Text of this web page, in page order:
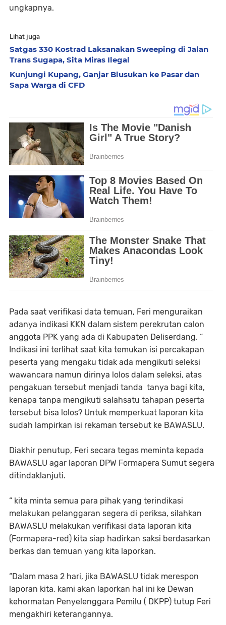
ungkapnya.
Lihat juga
Satgas 330 Kostrad Laksanakan Sweeping di Jalan
Trans Sugapa, Sita Miras Ilegal
Kunjungi Kupang, Ganjar Blusukan ke Pasar dan
Sapa Warga di CFD
Pada saat verifikasi data temuan, Feri menguraikan
adanya indikasi KKN dalam sistem perekrutan calon
anggota PPK yang ada di Kabupaten Deliserdang. “
Indikasi ini terlihat saat kita temukan isi percakapan
peserta yang mengaku tidak ada mengikuti seleksi
wawancara namun dirinya lolos dalam seleksi, atas
pengakuan tersebut menjadi tanda tanya bagi kita,
kenapa tanpa mengikuti salahsatu tahapan peserta
tersebut bisa lolos? Untuk memperkuat laporan kita
sudah lampirkan isi rekaman tersebut ke BAWASLU.
Diakhir penutup, Feri secara tegas meminta kepada
BAWASLU agar laporan DPW Formapera Sumut segera
ditindaklanjuti.
“ kita minta semua para pihak yang terindikasi
melakukan pelanggaran segera di periksa, silahkan
BAWASLU melakukan verifikasi data laporan kita
(Formapera-red) kita siap hadirkan saksi berdasarkan
berkas dan temuan yang kita laporkan.
“Dalam masa 2 hari, jika BAWASLU tidak merespon
laporan kita, kami akan laporkan hal ini ke Dewan
kehormatan Penyelenggara Pemilu ( DKPP) tutup Feri
mengakhiri keterangannya.